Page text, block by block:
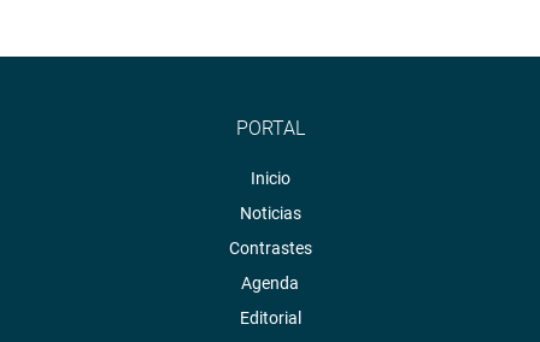
PORTAL
Inicio
Noticias
Contrastes
Agenda
Editorial